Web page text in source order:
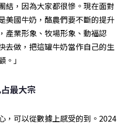
結，因為大家都很慘。現在面對
美國牛奶，酪農們要不斷的提升
產業形象、牧場形象、動福認
去做，把這罐牛奶當作自己的生
」
最大宗
，可以從數據上感受的到。2024